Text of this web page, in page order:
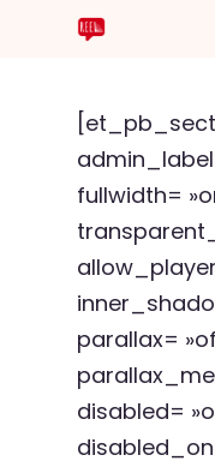
fullwidth=
parallax=
disabled=